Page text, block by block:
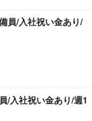
員/入社祝い金あり/
/入社祝い金あり/週1